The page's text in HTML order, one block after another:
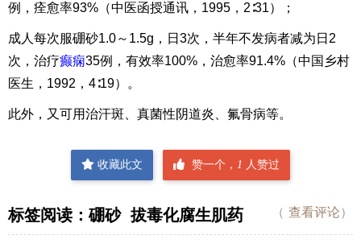
例，痊愈率93%（中医函授通讯，1995，2∶31）；
成人每次服硼砂1.0～1.5g，日3次，半年不发病者减为日2
次，治疗癫痫35例，有效率100%，治愈率91.4%（中国乡村
医生，1992，4∶19）。
此外，又可用治汗斑、真菌性阴道炎、氟骨病等。
收藏此文 赞一个，1 人赞过
（ 查看评论）
标签阅读： 硼砂 拔毒化腐生肌药